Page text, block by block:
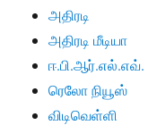
அதிரடி
அதிரடி மீடியா
ஈ.பி.ஆர்.எல்.எவ்.
ரெலோ நியூஸ்
விடிவெள்ளி